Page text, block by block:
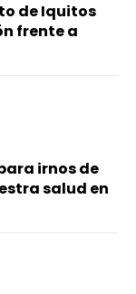
de Iquitos
frente a
irnos de
salud en